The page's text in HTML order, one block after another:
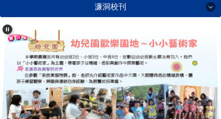
學校簡介
行政單位
校友專區
濂洞校刊
學習資源
濂洞校刊
濂洞校刊
心濂心校刊
濂洞電子報